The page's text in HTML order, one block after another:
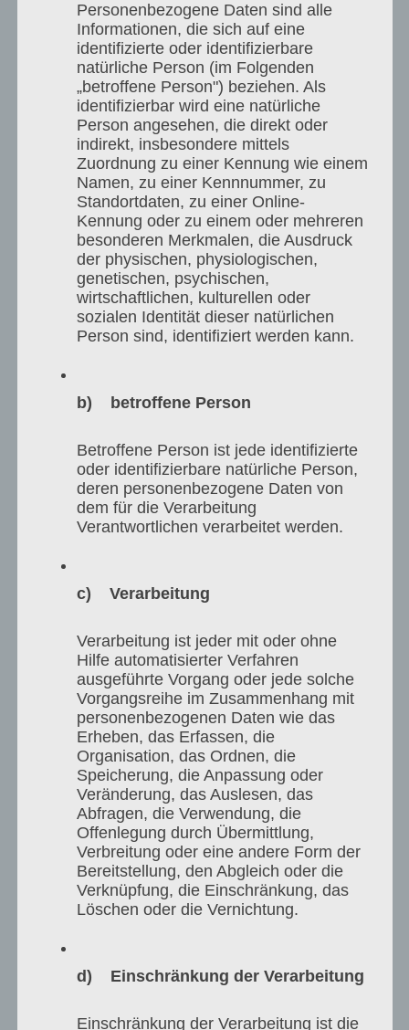
Personenbezogene Daten sind alle
Informationen, die sich auf eine
identifizierte oder identifizierbare
natürliche Person (im Folgenden
„betroffene Person") beziehen. Als
identifizierbar wird eine natürliche
Person angesehen, die direkt oder
indirekt, insbesondere mittels
Zuordnung zu einer Kennung wie einem
Namen, zu einer Kennnummer, zu
Standortdaten, zu einer Online-
Kennung oder zu einem oder mehreren
besonderen Merkmalen, die Ausdruck
der physischen, physiologischen,
genetischen, psychischen,
wirtschaftlichen, kulturellen oder
sozialen Identität dieser natürlichen
Person sind, identifiziert werden kann.
b) betroffene Person
Betroffene Person ist jede identifizierte
oder identifizierbare natürliche Person,
deren personenbezogene Daten von
dem für die Verarbeitung
Verantwortlichen verarbeitet werden.
c) Verarbeitung
Verarbeitung ist jeder mit oder ohne
Hilfe automatisierter Verfahren
ausgeführte Vorgang oder jede solche
Vorgangsreihe im Zusammenhang mit
personenbezogenen Daten wie das
Erheben, das Erfassen, die
Organisation, das Ordnen, die
Speicherung, die Anpassung oder
Veränderung, das Auslesen, das
Abfragen, die Verwendung, die
Offenlegung durch Übermittlung,
Verbreitung oder eine andere Form der
Bereitstellung, den Abgleich oder die
Verknüpfung, die Einschränkung, das
Löschen oder die Vernichtung.
d) Einschränkung der Verarbeitung
Einschränkung der Verarbeitung ist die